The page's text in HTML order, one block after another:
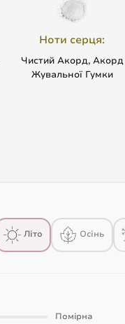
Ноти серця:
Чистий Акорд, Акорд
Жувальної Гумки
Літо Осінь
Помірна